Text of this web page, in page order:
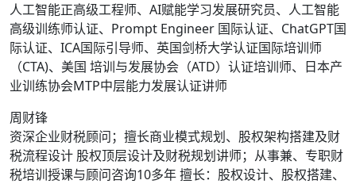
人工智能正高级工程师、AI赋能学习发展研究员、人工智能
高级训练师认证、Prompt Engineer 国际认证、ChatGPT国
际认证、ICA国际引导师、英国剑桥大学认证国际培训师
（CTA)、美国 培训与发展协会（ATD）认证培训师、日本产
业训练协会MTP中层能力发展认证讲师
周财锋
资深企业财税顾问；擅长商业模式规划、股权架构搭建及财
税流程设计 股权顶层设计及财税规划讲师；从事兼、专职财
税培训授课与顾问咨询10多年 擅长：股权设计、股权搭建、